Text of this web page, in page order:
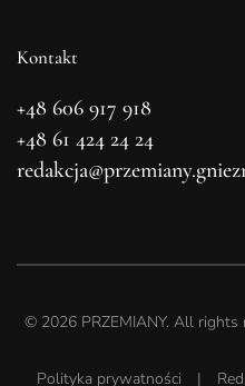
Kontakt
+48 606 917 918
+48 61 424 24 24
© 2026PRZEMIANY. All rights
Polityka prywatności |